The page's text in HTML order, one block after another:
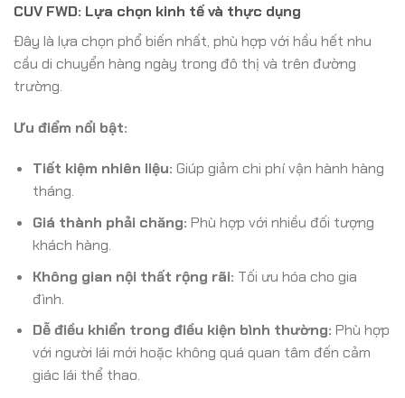
CUV FWD: Lựa chọn kinh tế và thực dụng
Đây là lựa chọn phổ biến nhất, phù hợp với hầu hết nhu
cầu di chuyển hàng ngày trong đô thị và trên đường
trường.
Ưu điểm nổi bật:
Tiết kiệm nhiên liệu: Giúp giảm chi phí vận hành hàng
tháng.
Giá thành phải chăng: Phù hợp với nhiều đối tượng
khách hàng.
Không gian nội thất rộng rãi: Tối ưu hóa cho gia
đình.
Dễ điều khiển trong điều kiện bình thường: Phù hợp
với người lái mới hoặc không quá quan tâm đến cảm
giác lái thể thao.